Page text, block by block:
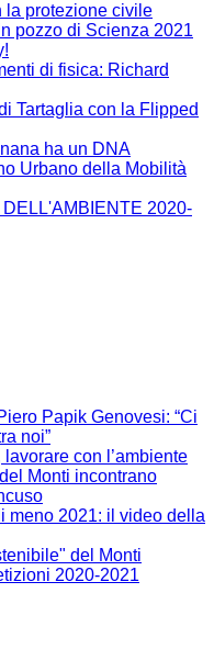
la protezione civile
pozzo di Scienza 2021
di fisica: Richard
Tartaglia con la Flipped
ha un DNA
Urbano della Mobilità
2020-
Papik Genovesi: “Ci
noi”
con l’ambiente
Monti incontrano
meno 2021: il video della
del Monti
2020-2021